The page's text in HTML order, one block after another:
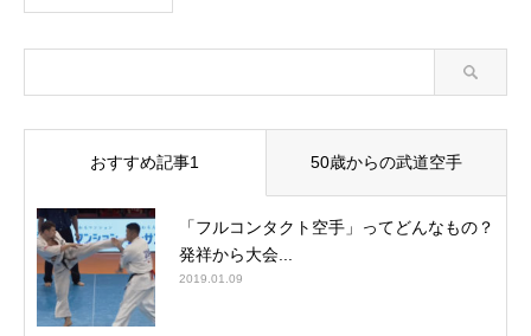
おすすめ記事1 50歳からの武道空手
「フルコンタクト空手」ってどんなもの？
発祥から大会...
2019.01.09